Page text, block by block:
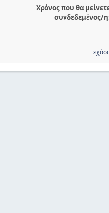
Χρόνος που θα
συνδεδεμένος/η: